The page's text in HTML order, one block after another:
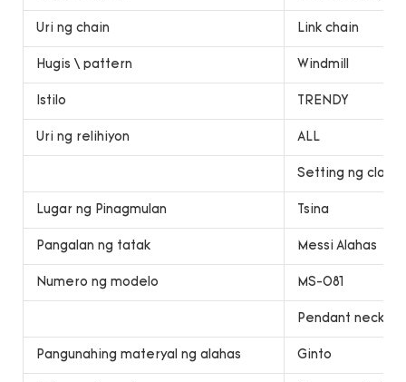
Uri ng chain Link chain
Hugis \ pattern Windmill
Istilo TRENDY
Uri ng relihiyon ALL
Setting ng claw
Lugar ng Pinagmulan Tsina
Pangalan ng tatak Messi Alahas
Numero ng modelo MS-081
Pendant
Pangunahing materyal ng alahas Ginto